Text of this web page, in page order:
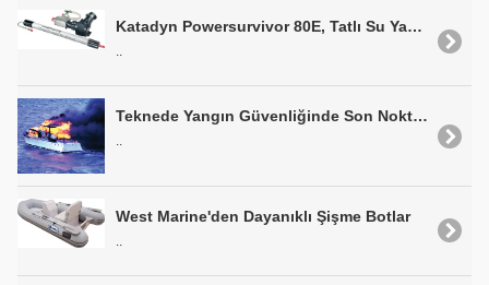
Katadyn Powersurvivor 80E, Tatlı Su Yapıcı
..
Teknede Yangın Güvenliğinde Son Nokta: Fire-0
West Marine'den Dayanıklı Şişme Botlar
..